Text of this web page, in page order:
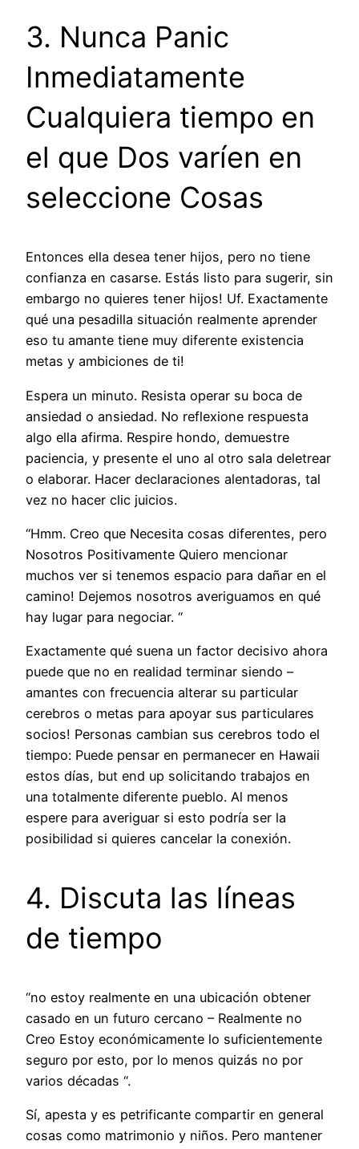
3. Nunca Panic
Inmediatamente
Cualquiera tiempo en
el que Dos varíen en
seleccione Cosas
Entonces ella desea tener hijos, pero no tiene
confianza en casarse. Estás listo para sugerir, sin
embargo no quieres tener hijos! Uf. Exactamente
qué una pesadilla situación realmente aprender
eso tu amante tiene muy diferente existencia
metas y ambiciones de ti!
Espera un minuto. Resista operar su boca de
ansiedad o ansiedad. No reflexione respuesta
algo ella afirma. Respire hondo, demuestre
paciencia, y presente el uno al otro sala deletrear
o elaborar. Hacer declaraciones alentadoras, tal
vez no hacer clic juicios.
“Hmm. Creo que Necesita cosas diferentes, pero
Nosotros Positivamente Quiero mencionar
muchos ver si tenemos espacio para dañar en el
camino! Dejemos nosotros averiguamos en qué
hay lugar para negociar. “
Exactamente qué suena un factor decisivo ahora
puede que no en realidad terminar siendo –
amantes con frecuencia alterar su particular
cerebros o metas para apoyar sus particulares
socios! Personas cambian sus cerebros todo el
tiempo: Puede pensar en permanecer en Hawaii
estos días, but end up solicitando trabajos en
una totalmente diferente pueblo. Al menos
espere para averiguar si esto podría ser la
posibilidad si quieres cancelar la conexión.
4. Discuta las líneas
de tiempo
“no estoy realmente en una ubicación obtener
casado en un futuro cercano – Realmente no
Creo Estoy económicamente lo suficientemente
seguro por esto, por lo menos quizás no por
varios décadas “.
Sí, apesta y es petrificante compartir en general
cosas como matrimonio y niños. Pero mantener